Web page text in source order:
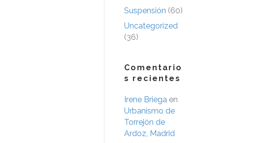
Suspensión (60)
Uncategorized
(36)
Comentario
s recientes
Irene Briega en
Urbanismo de
Torrejón de
Ardoz, Madrid